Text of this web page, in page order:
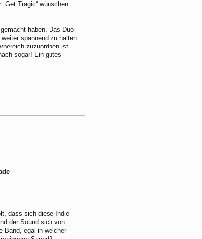
Tragic“ wünschen
haben. Das Duo
spannend zu halten.
zuzuordnen ist.
sogar! Ein gutes
dass sich diese Indie-
der Sound sich von
Band, egal in welcher